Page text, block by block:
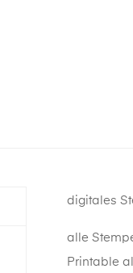
digitales
alle
Printable